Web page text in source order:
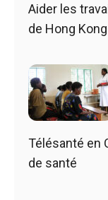
Aider les
de Hong Kong
Télésanté en
de santé